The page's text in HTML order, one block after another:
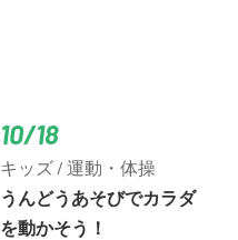
10/18
キッズ / 運動・体操
うんどうあそびでカラダ
を動かそう！